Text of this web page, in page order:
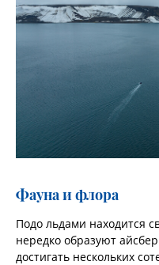
Фауна и флора
Подо льдами находится
нередко образуют
достигать нескольких